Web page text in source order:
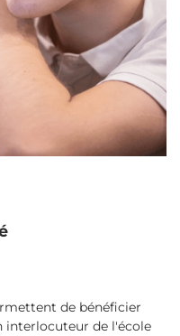
de bénéficier
interlocuteur de l'école